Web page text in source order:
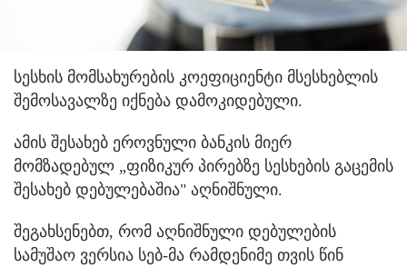
სესხის მომსახურების კოეფიციენტი მსესხებლის
შემოსავალზე იქნება დამოკიდებული.
ამის შესახებ ეროვნული ბანკის მიერ
მომზადებულ „ფიზიკურ პირებზე სესხების გაცემის
შესახებ დებულებაშია" აღნიშნული.
შეგახსენებთ, რომ აღნიშნული დებულების
სამუშაო ვერსია სებ-მა რამდენიმე თვის წინ